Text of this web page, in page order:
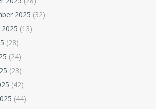
2025 (32)
(13)
(28)
(24)
(23)
(42)
(44)